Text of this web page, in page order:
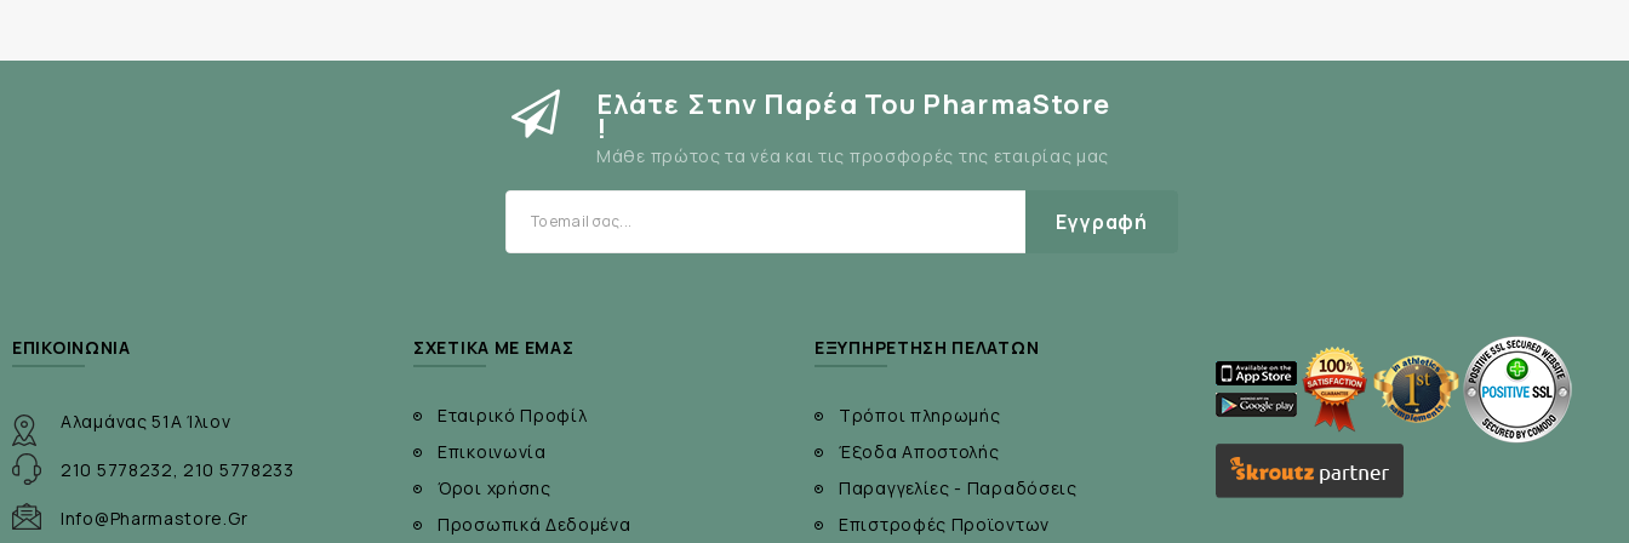
Ελάτε Στην Παρέα Του PharmaStore
!
Μάθε πρώτος τα νέα και τις προσφορές της εταιρίας μας
Εγγραφή
ΕΠΙΚΟΙΝΩΝΊΑ
Αλαμάνας 51Α Ίλιον
210 5778232, 210 5778233
Info@pharmastore.gr
ΣΧΕΤΙΚΆ ΜΕ ΕΜΆΣ
Εταιρικό Προφίλ
Επικοινωνία
Όροι χρήσης
Προσωπικά Δεδομένα
ΕΞΥΠΗΡΈΤΗΣΗ ΠΕΛΑΤΏΝ
Τρόποι πληρωμής
Έξοδα Αποστολής
Παραγγελίες - Παραδόσεις
Επιστροφές Προϊοντων